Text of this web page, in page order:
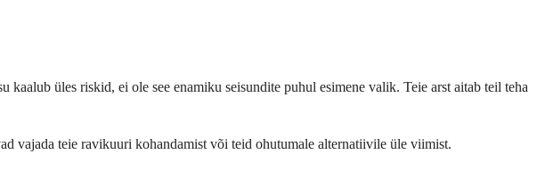
üles riskid, ei ole see enamiku seisundite puhul esimene valik. Teie arst aitab teil teha
vajada teie ravikuuri kohandamist või teid ohutumale alternatiivile üle viimist.